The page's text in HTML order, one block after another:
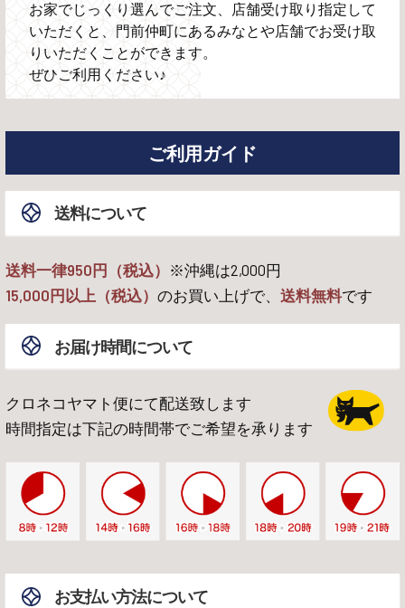
お家でじっくり選んでご注文、店舗受け取り指定して
いただくと、門前仲町にあるみなとや店舗でお受け取
りいただくことができます。
ぜひご利用ください♪
ご利用ガイド
送料について
送料一律950円（税込） ※沖縄は2,000円
15,000円以上（税込） のお買い上げで、 送料無料です
お届け時間について
クロネコヤマト便にて配送致します
時間指定は下記の時間帯でご希望を承ります
お支払い方法について